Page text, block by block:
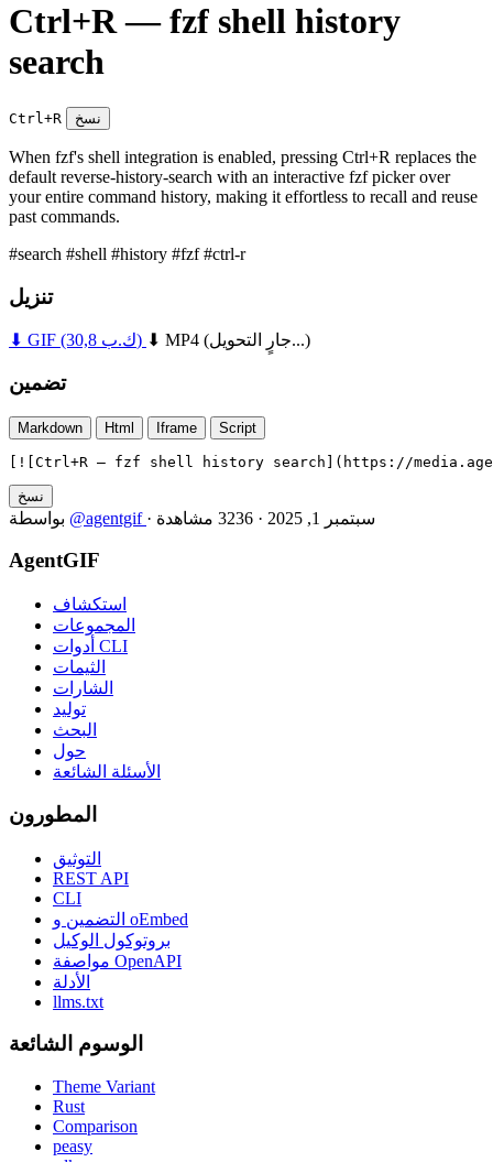
Ctrl+R — fzf shell history
search
Ctrl+R نسخ
When fzf's shell integration is enabled, pressing Ctrl+R replaces the
default reverse-history-search with an interactive fzf picker over
your entire command history, making it effortless to recall and reuse
past commands.
#search #shell #history #fzf#ctrl-r
تنزيل
⬇ GIF (30,8 ك.ب) ⬇ MP4 (جارٍ التحويل...)
تضمين
Markdown Html Iframe Script
[![Ctrl+R — fzf shell history search](https://
نسخ
بواسطة @agentgif · سبتمبر 1, 2025 · 3236 مشاهدة
AgentGIF
استكشاف
المجموعات
أدوات CLI
الثيمات
الشارات
توليد
البحث
حول
الأسئلة الشائعة
المطورون
التوثيق
REST API
CLI
التضمين و oEmbed
بروتوكول الوكيل
مواصفة OpenAPI
الأدلة
llms.txt
الوسوم الشائعة
Theme Variant
Rust
Comparison
peasy